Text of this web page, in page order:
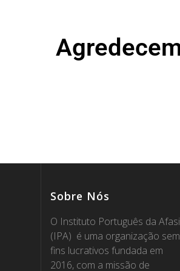
Sobre Nós
O Instituto Português da
(IPA) é uma organização sem
fins lucrativos fundada em
2016, com a missão de